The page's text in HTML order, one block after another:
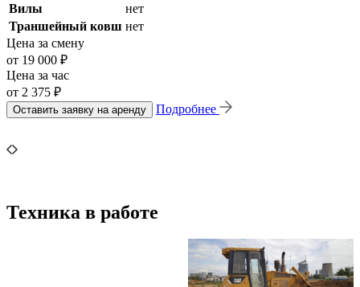
Вилы
нет
Траншейный ковш нет
Цена за смену
от 19 000 ₽
Цена за час
от 2 375 ₽
Оставить заявку на аренду Подробнее
Техника в работе